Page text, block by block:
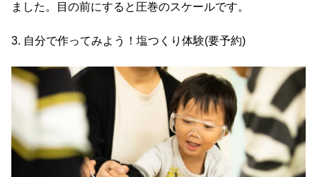
ました。目の前にすると圧巻のスケールです。
3. 自分で作ってみよう！塩つくり体験(要予約)